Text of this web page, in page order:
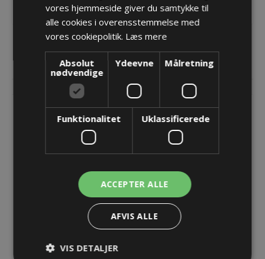
Endebeslag til TKA45 Universal Fix - Bredde = 50
RELATEREDE PRODUKTER
Endebeslag til TKA45
= 50
145,96 kr.
Rumdeler/Divider
vores hjemmeside giver du samtykke til
alle cookies i overensstemmelse med
vores cookiepolitik. Læs mere
Absolut
nødvendige
Ydeevne Målretning
Funktionalitet Uklassificerede
ACCEPTER ALLE
AFVIS ALLE
VIS DETALJER